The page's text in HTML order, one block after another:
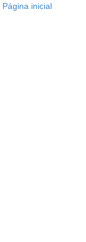
Página inicial